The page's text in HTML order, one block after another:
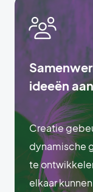
ideeën
Creatie
dynamische
te
elkaar